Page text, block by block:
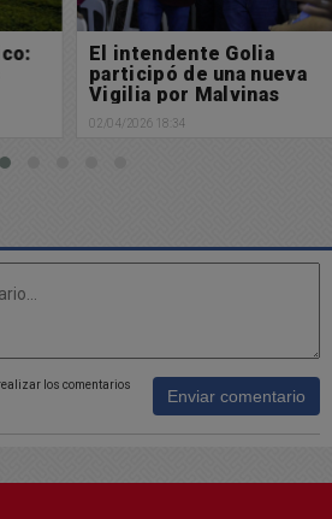
El intendente Golia
participó de una nueva
Vigilia por Malvinas
02/04/2026 18:34
los comentarios
Enviar comentario